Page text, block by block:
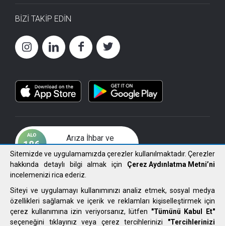
BİZİ TAKİP EDİN
Arıza İhbar ve
2021 FIRAT ELEKTRİK DAĞITIM A.Ş. Tüm Hakları Saklıdır.
Sitemizde ve uygulamamızda çerezler kullanılmaktadır. Çerezler
hakkında detaylı bilgi almak için Çerez Aydınlatma Metni’ni
incelemenizi rica ederiz.
Siteyi ve uygulamayı kullanımınızı analiz etmek, sosyal medya
özellikleri sağlamak ve içerik ve reklamları kişiselleştirmek için
çerez kullanımına izin veriyorsanız, lütfen "Tümünü Kabul Et"
seçeneğini tıklayınız veya çerez tercihlerinizi "Tercihlerinizi